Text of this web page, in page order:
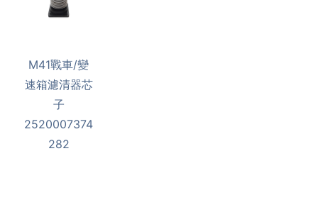
M41戰車/變
速箱濾清器芯
子
2520007374
282